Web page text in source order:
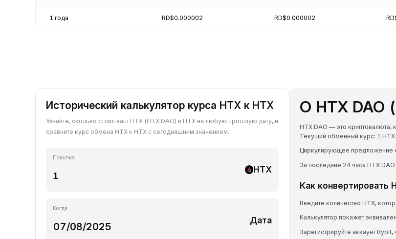
1 года RD$0.000002 RD$0.000002
Исторический калькулятор курса HTX к HTX
Узнайте, сколько стоил ваш HTX (HTX DAO) в HTX на любую прошлую дату, и
сравните курс обмена HTX к HTX с сегодняшним значением.
Покупка
HTX
Когда
Дата
О HTX DAO
HTX DAO — это криптовалюта,
Текущий обменный курс: 1
Циркулирующее предложение
За последние 24 часа HTX
Как конвертировать
Введите количество HTX,
Калькулятор покажет
Зарегистрируйте аккаунт